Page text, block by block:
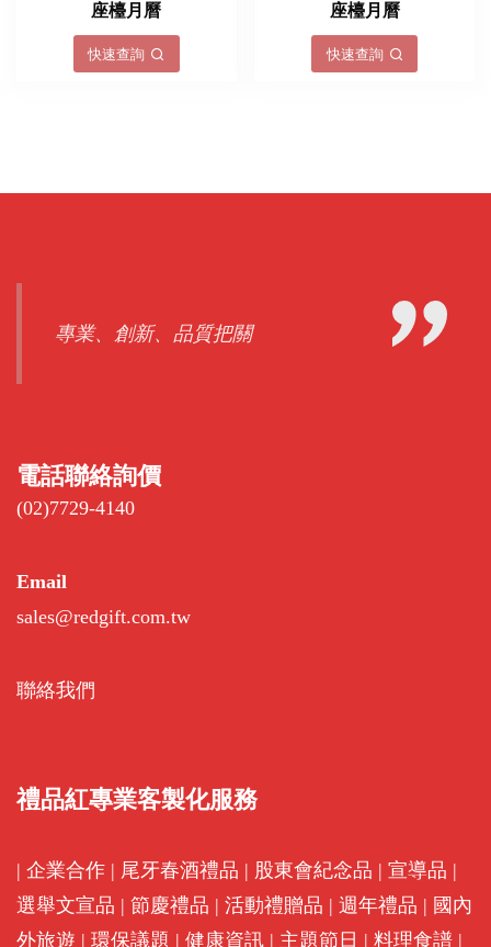
座檯月曆
快速查詢
座檯月曆
快速查詢
專業、創新、品質把關
電話聯絡詢價
(02)7729-4140
Email
sales@redgift.com.tw
聯絡我們
禮品紅專業客製化服務
| 企業合作 | 尾牙春酒禮品 | 股東會紀念品 | 宣導品 |
選舉文宣品 | 節慶禮品 | 活動禮贈品 | 週年禮品 | 國內
外旅遊 | 環保議題 | 健康資訊 | 主題節日 | 料理食譜 |